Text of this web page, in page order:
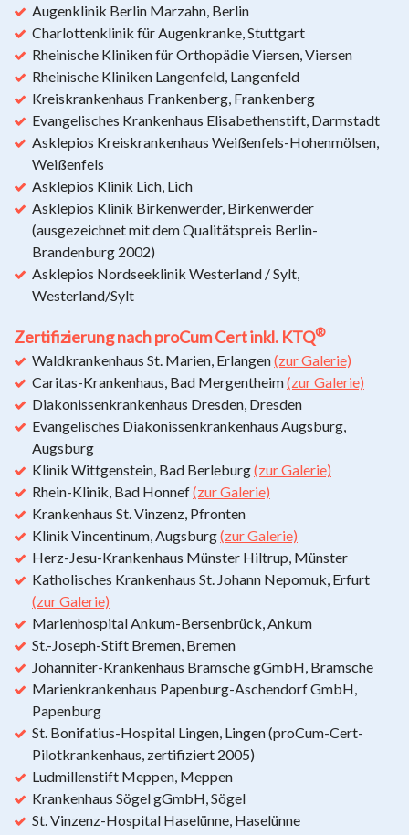
Augenklinik Berlin Marzahn, Berlin
Charlottenklinik für Augenkranke, Stuttgart
Rheinische Kliniken für Orthopädie Viersen, Viersen
Rheinische Kliniken Langenfeld, Langenfeld
Kreiskrankenhaus Frankenberg, Frankenberg
Evangelisches Krankenhaus Elisabethenstift, Darmstadt
Asklepios Kreiskrankenhaus Weißenfels-Hohenmölsen,
Weißenfels
Asklepios Klinik Lich, Lich
Asklepios Klinik Birkenwerder, Birkenwerder
(ausgezeichnet mit dem Qualitätspreis Berlin-
Brandenburg 2002)
Asklepios Nordseeklinik Westerland / Sylt,
Westerland/Sylt
Zertifizierung nach proCum Cert inkl. KTQ®
Waldkrankenhaus St. Marien, Erlangen(zur Galerie)
Caritas-Krankenhaus, Bad Mergentheim(zur Galerie)
Diakonissenkrankenhaus Dresden, Dresden
Evangelisches Diakonissenkrankenhaus Augsburg,
Augsburg
Klinik Wittgenstein, Bad Berleburg(zur Galerie)
Rhein-Klinik, Bad Honnef(zur Galerie)
Krankenhaus St. Vinzenz, Pfronten
Klinik Vincentinum, Augsburg(zur Galerie)
Herz-Jesu-Krankenhaus Münster Hiltrup, Münster
Katholisches Krankenhaus St. Johann Nepomuk, Erfurt
(zur Galerie)
Marienhospital Ankum-Bersenbrück, Ankum
St.-Joseph-Stift Bremen, Bremen
Johanniter-Krankenhaus Bramsche gGmbH, Bramsche
Marienkrankenhaus Papenburg-Aschendorf GmbH,
Papenburg
St. Bonifatius-Hospital Lingen, Lingen (proCum-Cert-
Pilotkrankenhaus, zertifiziert 2005)
Ludmillenstift Meppen, Meppen
Krankenhaus Sögel gGmbH, Sögel
St. Vinzenz-Hospital Haselünne, Haselünne